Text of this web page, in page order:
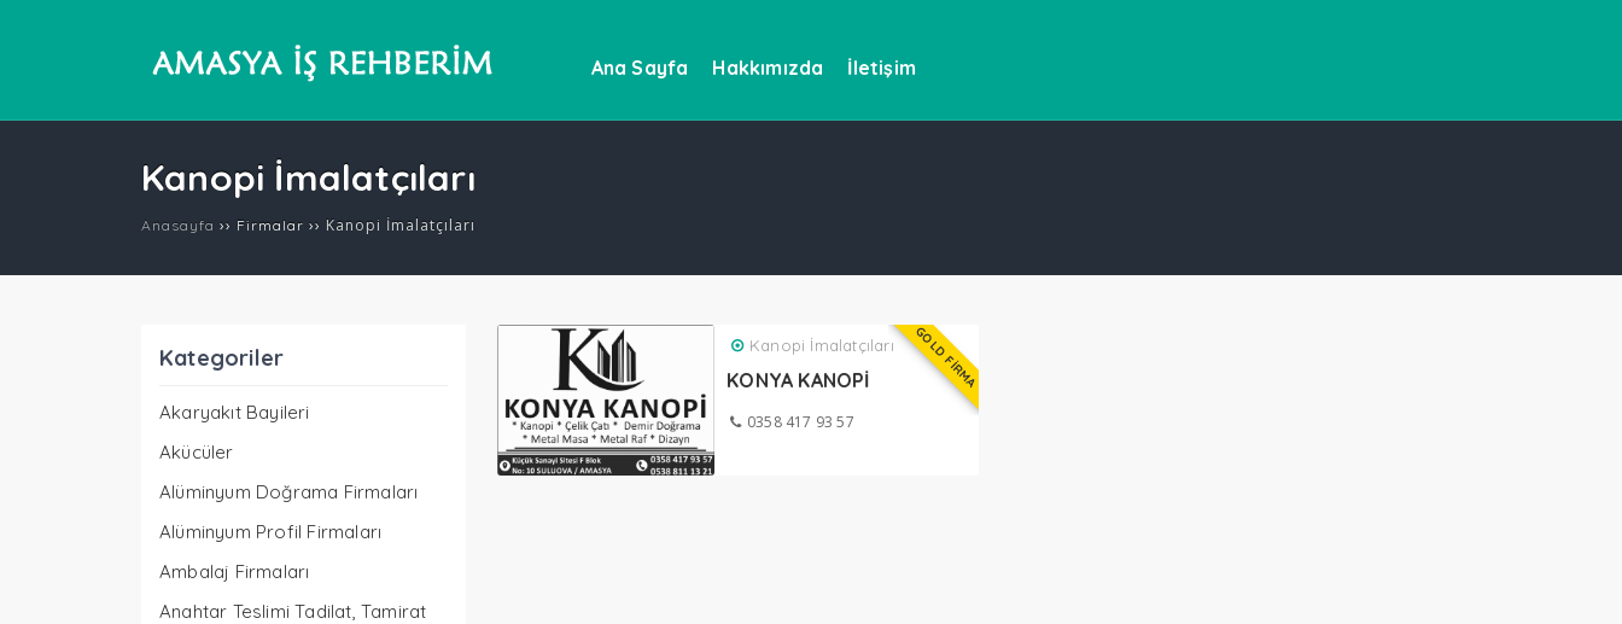
Ana Sayfa Hakkımızda İletişim
Kanopi İmalatçıları
Anasayfa ›› Firmalar ›› Kanopi İmalatçıları
Kategoriler
Akaryakıt Bayileri
Akücüler
Alüminyum Doğrama Firmaları
Alüminyum Profil Firmaları
Ambalaj Firmaları
Anahtar Teslimi Tadilat, Tamirat
GOLD FİRMA
Kanopi İmalatçıları
KONYA KANOPİ
0358 417 93 57